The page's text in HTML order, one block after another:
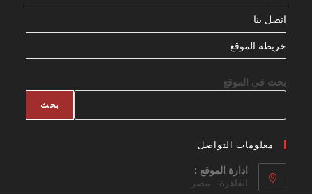
اتصل بنا
خريطة الموقع
بحث فى الموقع
بحث
معلومات التواصل
ادارة الموقع :
القاهرة - مصر